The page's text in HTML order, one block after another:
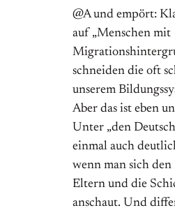
@A und empört:
auf „Menschen mit
schneiden die oft
unserem
Aber das ist eben
Unter „den
einmal auch
wenn man sich
Eltern und die
anschaut. Und